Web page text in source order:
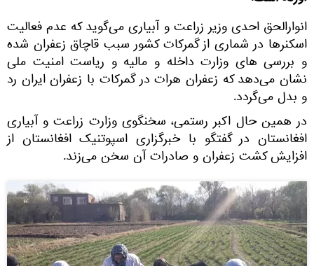
انوارالحق احدی وزیر زراعت و آبیاری می‌گوید که عدم فعالیت
اسکنرها در شماری از گمرکات کشور سبب قاچاق زعفران شده
و بررسی های وزارت داخله و مالیه و ریاست امنیت ملی
نشان می‌دهد که زعفران هرات در گمرکات با زعفران ایران رد
و بدل می‌گردد.
در همین حال اکبر رستمی، سخنگوی وزارت زراعت و آبیاری
افغانستان در گفتگو با خبرگزاری اسپوتنیک افغانستان از
افزایش کشت زعفران و صادرات آن سخن می‌زند.